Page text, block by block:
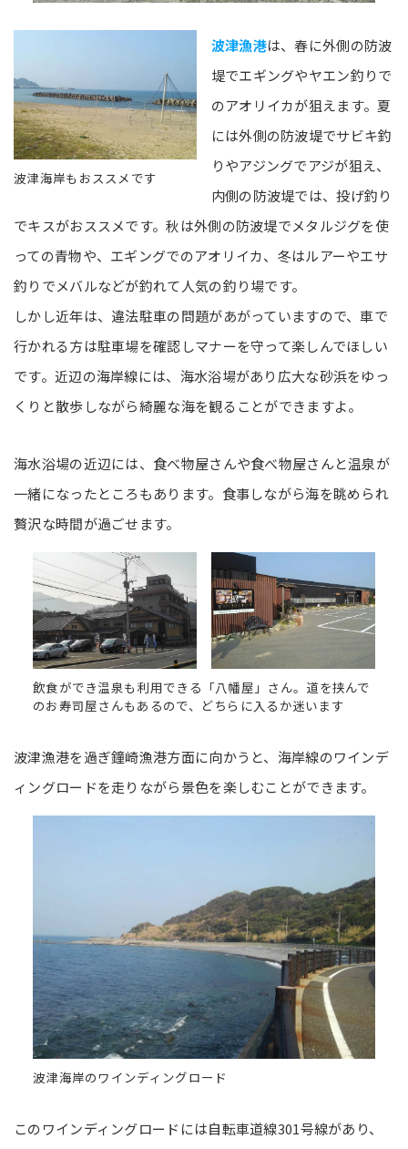
波津海岸もおススメです
波津漁港は、春に外側の防波
堤でエギングやヤエン釣りで
のアオリイカが狙えます。夏
には外側の防波堤でサビキ釣
りやアジングでアジが狙え、
内側の防波堤では、投げ釣り
でキスがおススメです。秋は外側の防波堤でメタルジグを使
っての青物や、エギングでのアオリイカ、冬はルアーやエサ
釣りでメバルなどが釣れて人気の釣り場です。
しかし近年は、違法駐車の問題があがっていますので、車で
行かれる方は駐車場を確認しマナーを守って楽しんでほしい
です。近辺の海岸線には、海水浴場があり広大な砂浜をゆっ
くりと散歩しながら綺麗な海を観ることができますよ。
海水浴場の近辺には、食べ物屋さんや食べ物屋さんと温泉が
一緒になったところもあります。食事しながら海を眺められ
贅沢な時間が過ごせます。
飲食ができ温泉も利用できる「八幡屋」さん。道を挟んで
のお寿司屋さんもあるので、どちらに入るか迷います
波津漁港を過ぎ鐘崎漁港方面に向かうと、海岸線のワインデ
ィングロードを走りながら景色を楽しむことができます。
波津海岸のワインディングロード
このワインディングロードには自転車道線301号線があり、